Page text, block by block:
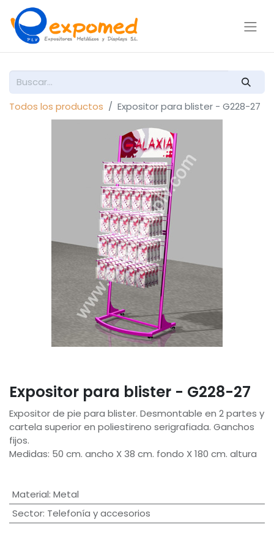
Todos los productos Expositor para blister - G228-27
Expositor para blister - G228-27
Expositor de pie para blister. Desmontable en 2 partes y
cartela superior en poliestireno serigrafiada. Ganchos
fijos.
Medidas: 50 cm. ancho X 38 cm. fondo X 180 cm. altura
Material: Metal
Sector: Telefonía y accesorios